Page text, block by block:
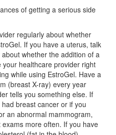
of getting a serious side
regularly about whether
If you have a uterus, talk
whether the addition of a
healthcare provider right
while using EstroGel. Have a
(breast X-ray) every year
tells you something else. If
breast cancer or if you
an abnormal mammogram,
more often. If you have